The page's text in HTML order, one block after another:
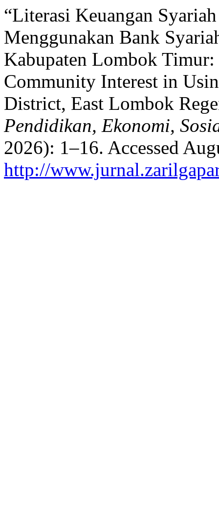
“Literasi Keuangan
Menggunakan Bank
Kabupaten Lombok
Community Interest in
District, East Lombok
Pendidikan, Ekonomi,
2026): 1–16. Accessed
http://